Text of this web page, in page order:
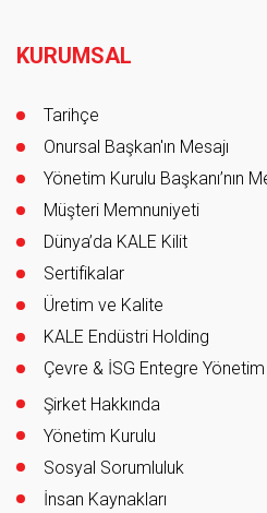
KURUMSAL
Tarihçe
Onursal Başkan'ın Mesajı
Yönetim Kurulu Başkanı’nın
Müşteri Memnuniyeti
Dünya’da KALE Kilit
Sertifikalar
Üretim ve Kalite
KALE Endüstri Holding
Çevre & İSG Entegre
Şirket Hakkında
Yönetim Kurulu
Sosyal Sorumluluk
İnsan Kaynakları